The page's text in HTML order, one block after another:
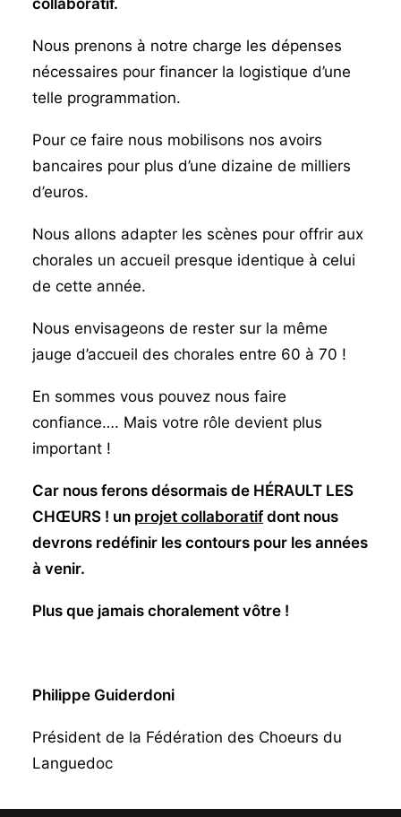
collaboratif.
Nous prenons à notre charge les dépenses
nécessaires pour financer la logistique d’une
telle programmation.
Pour ce faire nous mobilisons nos avoirs
bancaires pour plus d’une dizaine de milliers
d’euros.
Nous allons adapter les scènes pour offrir aux
chorales un accueil presque identique à celui
de cette année.
Nous envisageons de rester sur la même
jauge d’accueil des chorales entre 60 à 70 !
En sommes vous pouvez nous faire
confiance…. Mais votre rôle devient plus
important !
Car nous ferons désormais de HÉRAULT LES
CHŒURS ! un projet collaboratifdont nous
devrons redéfinir les contours pour les années
à venir.
Plus que jamais choralement vôtre !
Philippe Guiderdoni
Président de la Fédération des Choeurs du
Languedoc